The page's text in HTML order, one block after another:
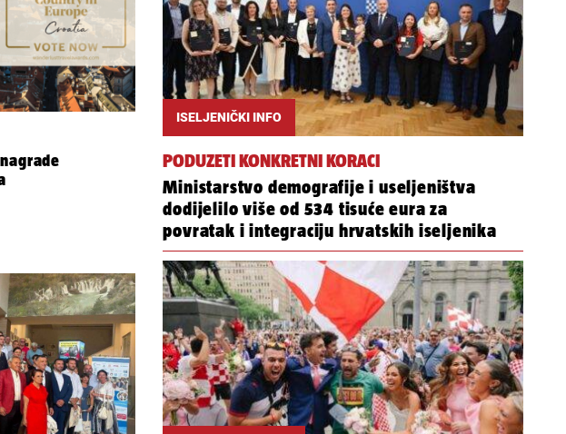
ISELJENIČKI INFO
PODUZETI KONKRETNI KORACI
Ministarstvo demografije i useljeništva
dodijelilo više od 534 tisuće eura za
povratak i integraciju hrvatskih iseljenika